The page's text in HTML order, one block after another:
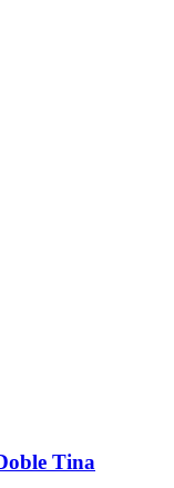
Tina